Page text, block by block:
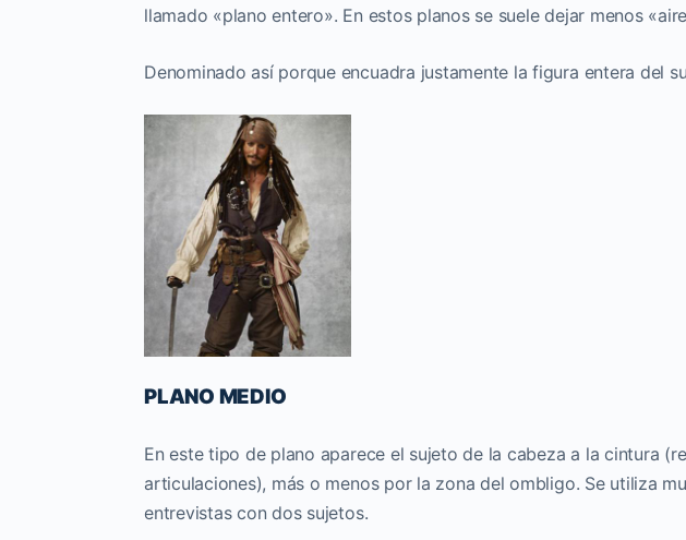
llamado «plano entero». En estos planos se suele dejar menos
Denominado así porque encuadra justamente la figura entera del
PLANO MEDIO
En este tipo de plano aparece el sujeto de la cabeza a la cintura
articulaciones), más o menos por la zona del ombligo. Se utiliza
entrevistas con dos sujetos.